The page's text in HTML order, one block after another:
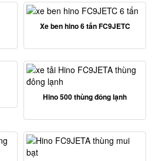
Xe ben hino 6 tấn FC9JETC
Hino 500 thùng đông lạnh